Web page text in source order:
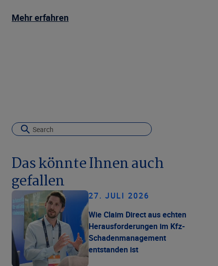
Mehr erfahren
Das könnte Ihnen auch
gefallen
27. JULI 2026
Wie Claim Direct aus echten
Herausforderungen im Kfz-
Schadenmanagement
entstanden ist